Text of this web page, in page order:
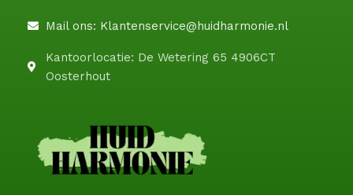
Mail ons: Klantenservice@huidharmonie.nl
Kantoorlocatie: De Wetering 65 4906CT
Oosterhout